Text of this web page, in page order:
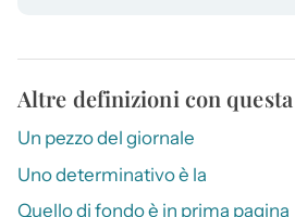
Altre definizioni con
Un pezzo del giornale
Uno determinativo è la
Quello di fondo è in prima pagina